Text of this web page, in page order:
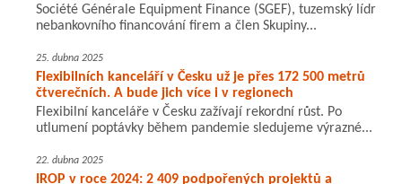
Société Générale Equipment Finance (SGEF), tuzemský lídr
nebankovního financování firem a člen Skupiny...
25. dubna 2025
Flexibilních kanceláří v Česku už je přes 172 500 metrů
čtverečních. A bude jich více i v regionech
Flexibilní kanceláře v Česku zažívají rekordní růst. Po
utlumení poptávky během pandemie sledujeme výrazné...
22. dubna 2025
IROP v roce 2024: 2 409 podpořených projektů a